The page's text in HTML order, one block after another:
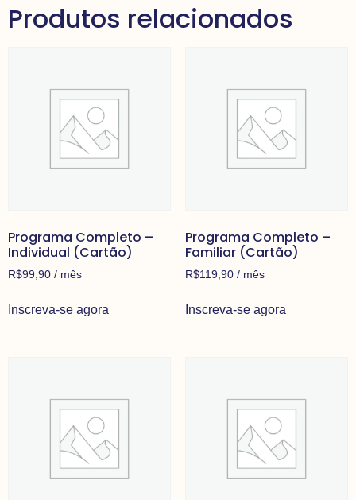
Produtos relacionados
Programa Completo –
Individual (Cartão)
R$99,90 / mês
Inscreva-se agora
Programa Completo –
Familiar (Cartão)
R$119,90 / mês
Inscreva-se agora